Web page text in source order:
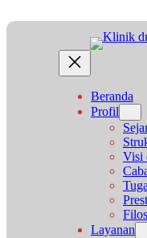
ke
Beranda
Profil
Visi
Layanan